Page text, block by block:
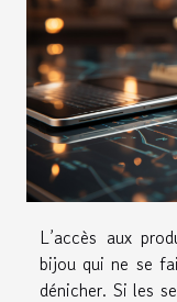
L’accès aux
bijou qui ne se
dénicher. Si les